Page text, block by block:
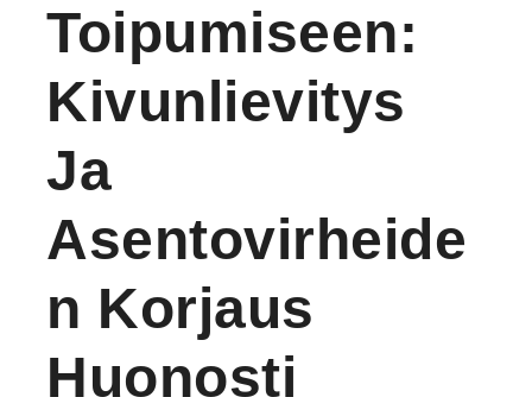
Toipumiseen:
Kivunlievitys
Ja
Asentovirheide
N Korjaus
Huonosti